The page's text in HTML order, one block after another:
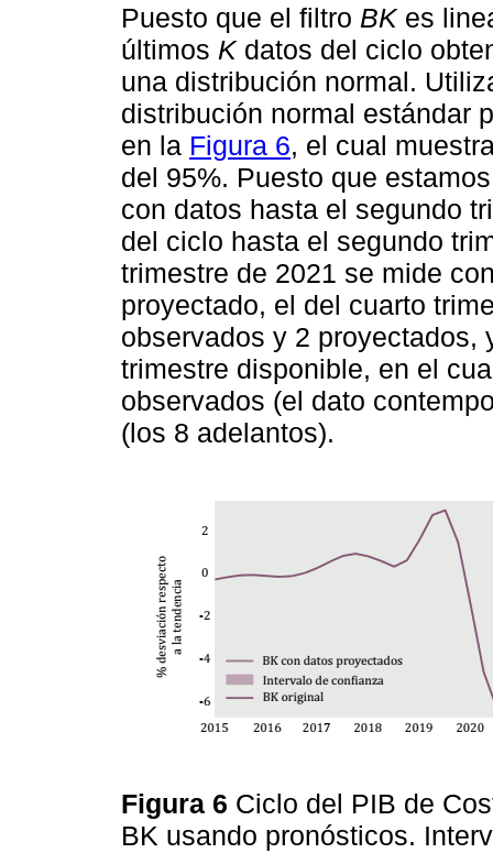
Puesto que el filtro BKes
últimos Kdatos del ciclo
una distribución normal.
distribución normal estándar
en la Figura 6, el cual
del 95%. Puesto que
con datos hasta el segundo
del ciclo hasta el segundo
trimestre de 2021 se mide
proyectado, el del cuarto
observados y 2
trimestre disponible, en el
observados (el dato
(los 8 adelantos).
Figura 6 Ciclo del PIB de
BK usando pronósticos.